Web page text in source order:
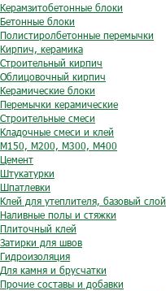
Керамзитобетонные блоки
Бетонные блоки
Полистиролбетонные перемычки
Кирпич, керамика
Строительный кирпич
Облицовочный кирпич
Керамические блоки
Перемычки керамические
Строительные смеси
Кладочные смеси и клей
М150, М200, М300, М400
Цемент
Штукатурки
Шпатлевки
Клей для утеплителя, базовый слой
Наливные полы и стяжки
Плиточный клей
Затирки для швов
Гидроизоляция
Для камня и брусчатки
Прочие составы и добавки